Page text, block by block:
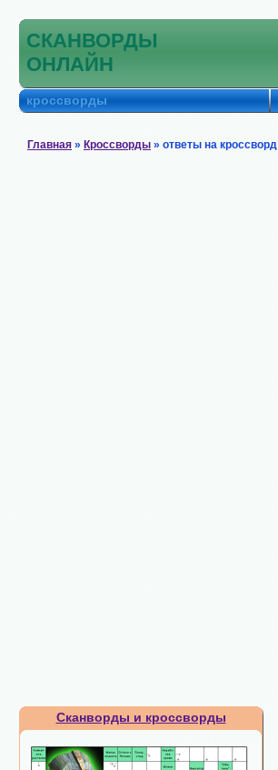
СКАНВОРДЫ
ОНЛАЙН
кроссворды
Главная » Кроссворды » ответы на кроссворд
Сканворды и кроссворды